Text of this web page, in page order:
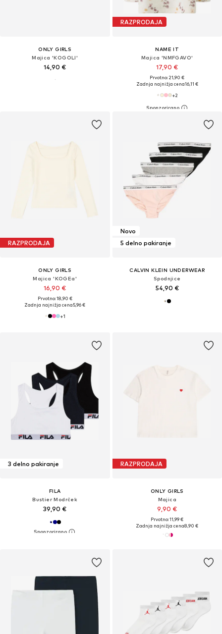
ONLY GIRLS
Majica 'KOGOLI'
14,90 €
RAZPRODAJA
NAME IT
Majica 'NMFGAVO'
17,90 €
Prvotno: 21,90 €
Zadnja najnižja cena16,11 €
+2
RAZPRODAJA
ONLY GIRLS
Majica 'KOGEa'
16,90 €
Prvotno: 18,90 €
Zadnja najnižja cena5,96 €
+1
Novo
5 delno pakiranje
CALVIN KLEIN UNDERWEAR
Spodnjice
54,90 €
3 delno pakiranje
FILA
Bustier Modrček
39,90 €
RAZPRODAJA
ONLY GIRLS
Majica
9,90 €
Prvotno: 11,99 €
Zadnja najnižja cena8,90 €